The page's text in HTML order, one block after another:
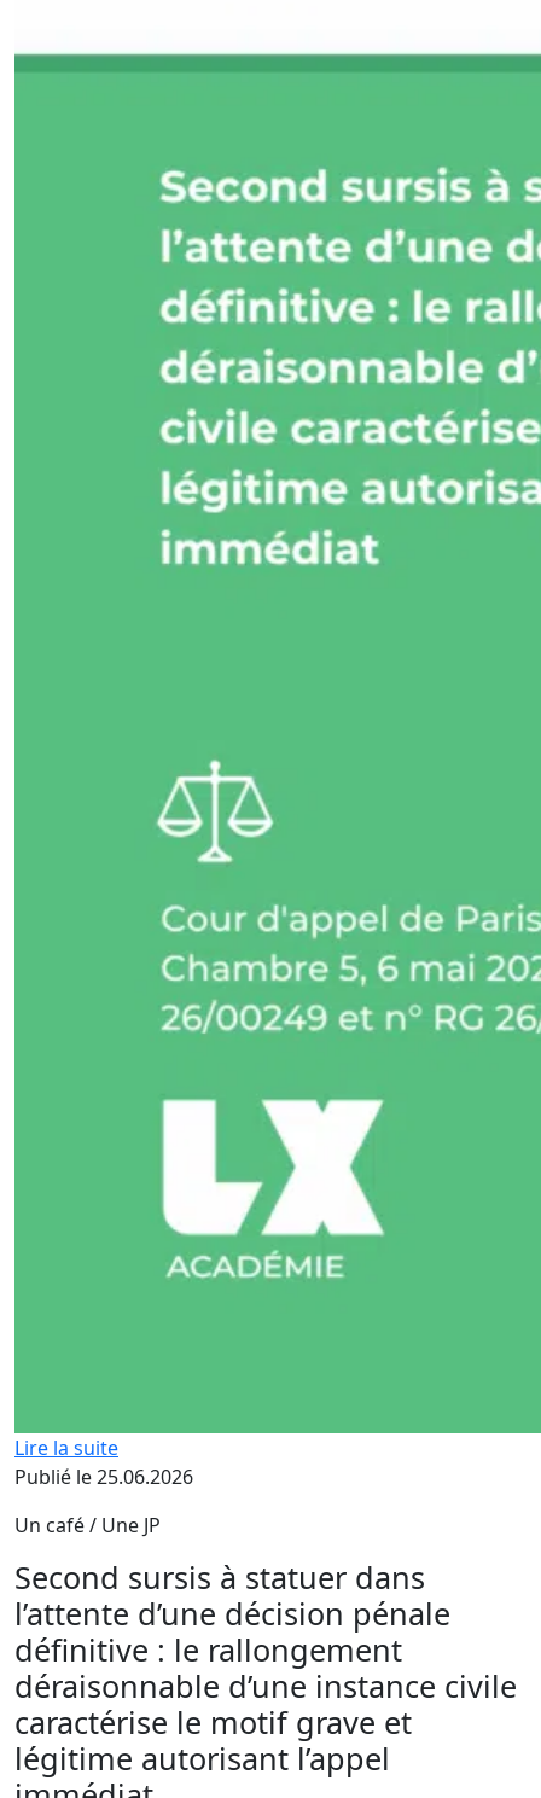
Lire la suite
Publié le 25.06.2026
Un café / Une JP
Second sursis à statuer dans
l’attente d’une décision pénale
définitive : le rallongement
déraisonnable d’une instance civile
caractérise le motif grave et
légitime autorisant l’appel